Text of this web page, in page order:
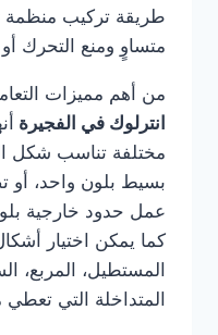
طريقة تركيب منظمة
متساوٍ ومنع التحرك
من أهم مميزات
انترلوك في الفجيرة
مختلفة تناسب شكل
بسيط بلون واحد، أو
عمل حدود خارجية
كما يمكن اختيار
المستطيل، المربع،
المتداخلة التي